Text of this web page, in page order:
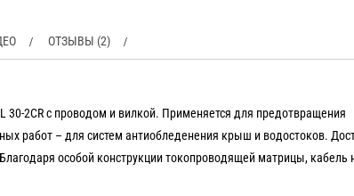
ОТЗЫВЫ (2)
2CR с проводом и вилкой. Применяется для предотвращения
работ – для систем антиобледенения крыш и водостоков.
особой конструкции токопроводящей матрицы, кабель